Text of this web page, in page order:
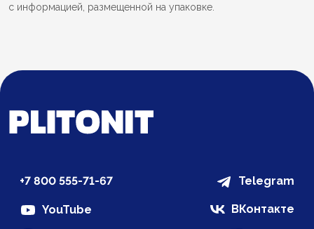
с информацией, размещенной на упаковке.
+7 800 555-71-67 Telegram
YouTube ВКонтакте